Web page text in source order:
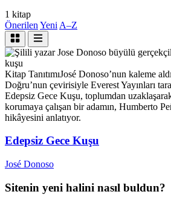
1 kitap
Önerilen Yeni A–Z
Kitap TanıtımıJosé Donoso’nun kaleme
Doğru’nun çevirisiyle Everest Yayınları
Edepsiz Gece Kuşu, toplumdan
korumaya çalışan bir adamın, Humberto
hikâyesini anlatıyor.
Edepsiz Gece Kuşu
José Donoso
Sitenin yeni halini nasıl buldun?